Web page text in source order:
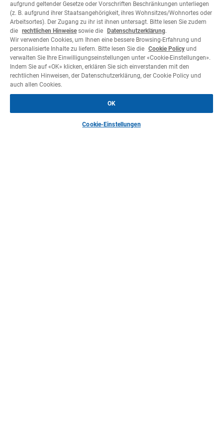
aufgrund geltender Gesetze oder Vorschriften Beschränkungen unterliegen
(z. B. aufgrund ihrer Staatsangehörigkeit, ihres Wohnsitzes/Wohnortes oder
Arbeitsortes). Der Zugang zu ihr ist ihnen untersagt. Bitte lesen Sie zudem
die rechtlichen Hinweisesowie die Datenschutzerklärung.
Wir verwenden Cookies, um Ihnen eine bessere Browsing-Erfahrung und
personalisierte Inhalte zu liefern. Bitte lesen Sie die Cookie Policy und
verwalten Sie Ihre Einwilligungseinstellungen unter «Cookie-Einstellungen».
Indem Sie auf «OK» klicken, erklären Sie sich einverstanden mit den
rechtlichen Hinweisen, der Datenschutzerklärung, der Cookie Policy und
auch allen Cookies.
OK
Cookie-Einstellungen